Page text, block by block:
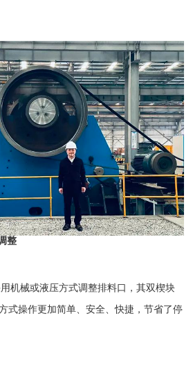
整
械或液压方式调整排料口，其双楔块
式操作更加简单、安全、快捷，节省了停